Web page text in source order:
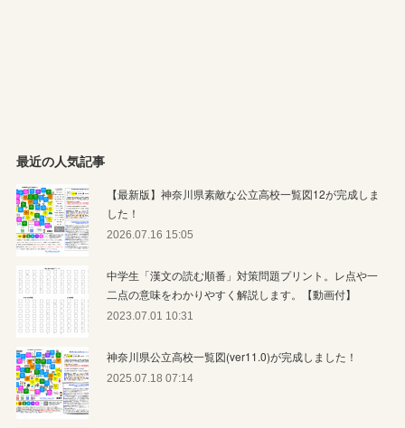
最近の人気記事
【最新版】神奈川県素敵な公立高校一覧図12が完成しま
した！
2026.07.16 15:05
中学生「漢文の読む順番」対策問題プリント。レ点や一
二点の意味をわかりやすく解説します。【動画付】
2023.07.01 10:31
神奈川県公立高校一覧図(ver11.0)が完成しました！
2025.07.18 07:14